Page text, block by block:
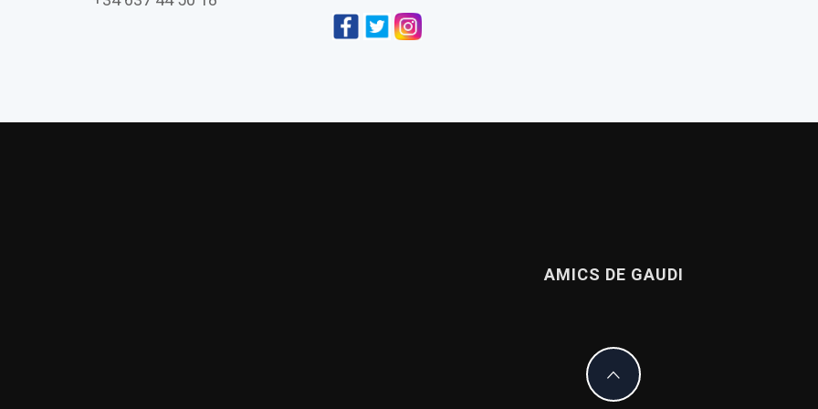
AMICS DE GAUDI
Asamblea de Amics de Gaudí, 2017
La Casa Vicens ja está (por fin) abierta al público
Una ventana al taller de trencadís de la